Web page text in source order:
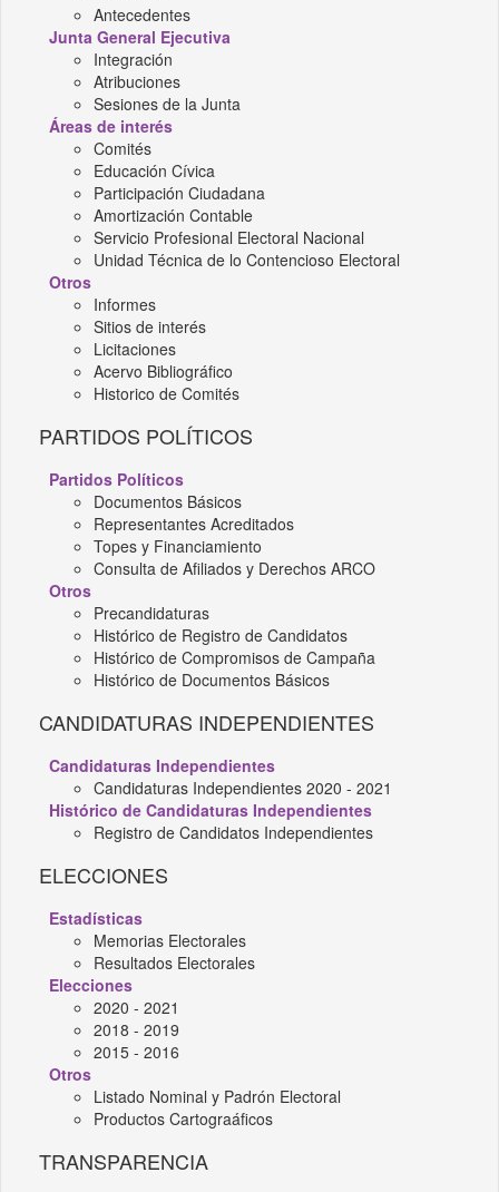
Antecedentes
Junta General Ejecutiva
Integración
Atribuciones
Sesiones de la Junta
Áreas de interés
Comités
Educación Cívica
Participación Ciudadana
Amortización Contable
Servicio Profesional Electoral Nacional
Unidad Técnica de lo Contencioso Electoral
Otros
Informes
Sitios de interés
Licitaciones
Acervo Bibliográfico
Historico de Comités
PARTIDOS POLÍTICOS
Partidos Políticos
Documentos Básicos
Representantes Acreditados
Topes y Financiamiento
Consulta de Afiliados y Derechos ARCO
Otros
Precandidaturas
Histórico de Registro de Candidatos
Histórico de Compromisos de Campaña
Histórico de Documentos Básicos
CANDIDATURAS INDEPENDIENTES
Candidaturas Independientes
Candidaturas Independientes 2020 - 2021
Histórico de Candidaturas Independientes
Registro de Candidatos Independientes
ELECCIONES
Estadísticas
Memorias Electorales
Resultados Electorales
Elecciones
2020 - 2021
2018 - 2019
2015 - 2016
Otros
Listado Nominal y Padrón Electoral
Productos Cartograáficos
TRANSPARENCIA